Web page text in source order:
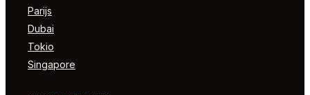
Parijs
Dubai
Tokio
Singapore